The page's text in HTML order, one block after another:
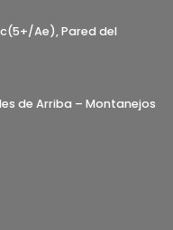
Ae), Pared del
de Arriba – Montanejos